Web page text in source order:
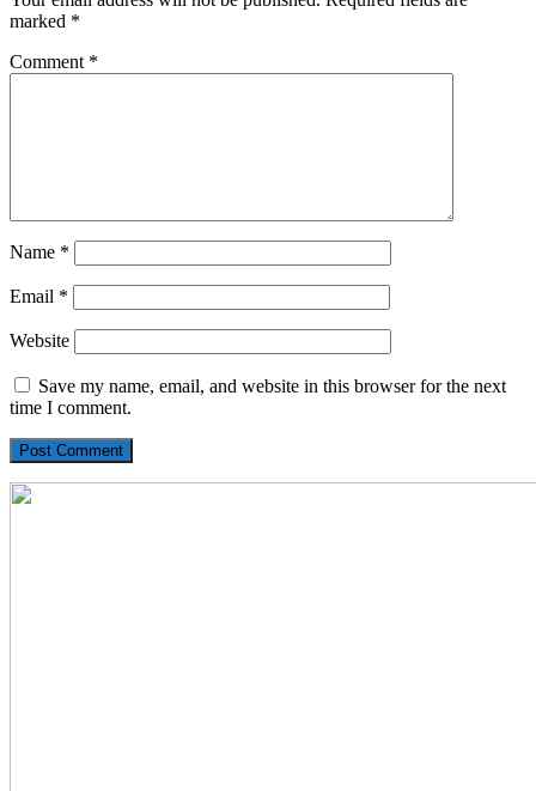
marked *
Comment *
Name *
Email *
Website
Save my name, email, and website in this browser for the next
time I comment.